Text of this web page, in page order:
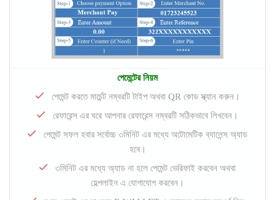
পেমেন্টের নিয়ম
পেমেন্ট করতে মার্চেন্ট নম্বরটি টাইপ অথবা QR কোড স্ক্যান করুন।
রেফারেন্স এর ঘরে আপনার রেফারেন্স নম্বরটি সঠিকভাবে লিখবেন।
পেমেন্ট সফল হবার সর্বোচ্চ ৩মিনিট এর মধ্যে অটোমেটিক ব্যালেন্স অ্যাড
হবে।
৩মিনিট এর মধ্যে অ্যাড না হলে পেমেন্ট ভেরিফাই করবেন অথবা
হেল্পলাইন এ যোগাযোগ করবেন।